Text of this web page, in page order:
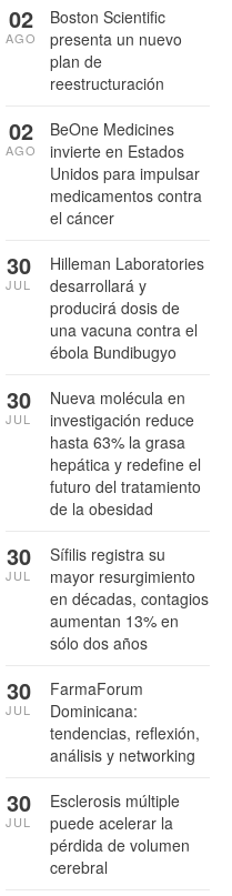
Boston Scientific
presenta un nuevo
plan de
reestructuración
02
AGO
BeOne Medicines
invierte en Estados
Unidos para impulsar
medicamentos contra
el cáncer
02
AGO
Hilleman Laboratories
desarrollará y
producirá dosis de
una vacuna contra el
ébola Bundibugyo
30
JUL
Nueva molécula en
investigación reduce
hasta 63% la grasa
hepática y redefine el
futuro del tratamiento
de la obesidad
30
JUL
Sífilis registra su
mayor resurgimiento
en décadas, contagios
aumentan 13% en
sólo dos años
30
JUL
FarmaForum
Dominicana:
tendencias, reflexión,
análisis y networking
30
JUL
Esclerosis múltiple
puede acelerar la
pérdida de volumen
cerebral
30
JUL